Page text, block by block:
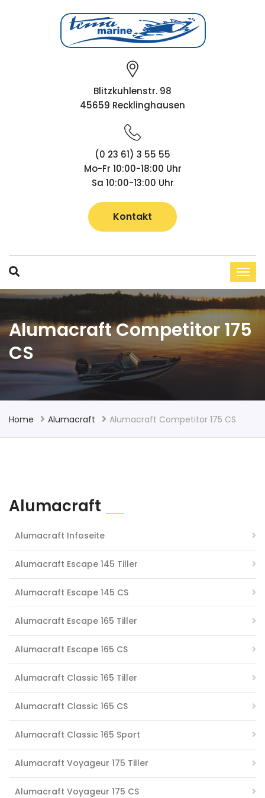
Blitzkuhlenstr. 98
45659 Recklinghausen
(0 23 61) 3 55 55
Mo-Fr 10:00-18:00 Uhr
Sa 10:00-13:00 Uhr
Kontakt
Alumacraft Competitor 175
CS
Home Alumacraft Alumacraft Competitor 175 CS
Alumacraft
Alumacraft Infoseite
Alumacraft Escape 145 Tiller
Alumacraft Escape 145 CS
Alumacraft Escape 165 Tiller
Alumacraft Escape 165 CS
Alumacraft Classic 165 Tiller
Alumacraft Classic 165 CS
Alumacraft Classic 165 Sport
Alumacraft Voyageur 175 Tiller
Alumacraft Voyageur 175 CS